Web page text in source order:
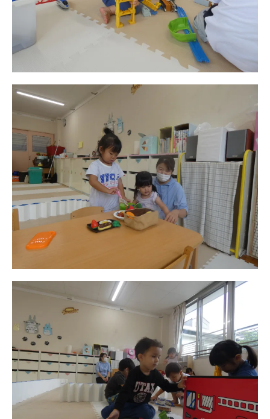
園のこと
園舎案内
給⾷
課外教室
理事長のことば
教育と保育
美⽊多幼稚園の理想
園の1⽇
年間⾏事
預かり保育［ヒラソル ]
美⽊多チコス
美⽊多チコスについて
美⽊多チコスブログ
未就園児クラス
0歳親子登園［マカロンクラス ]
1歳・2歳親子登園［マリポサクラ